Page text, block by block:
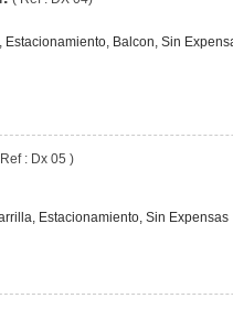
Estacionamiento, Balcon, Sin
: Dx 05 )
Estacionamiento, Sin Expensas